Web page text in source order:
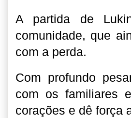
A partida de
comunidade, que
com a perda.
Com profundo
com os familiares
corações e dê força